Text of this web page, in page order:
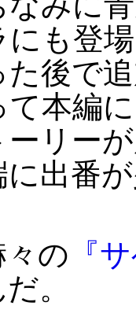
にも登
た後で
て本編
ーリー
に出番
々の 『
。